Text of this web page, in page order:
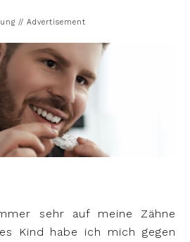
// Advertisement
sehr auf meine Zähne
Kind habe ich mich gegen